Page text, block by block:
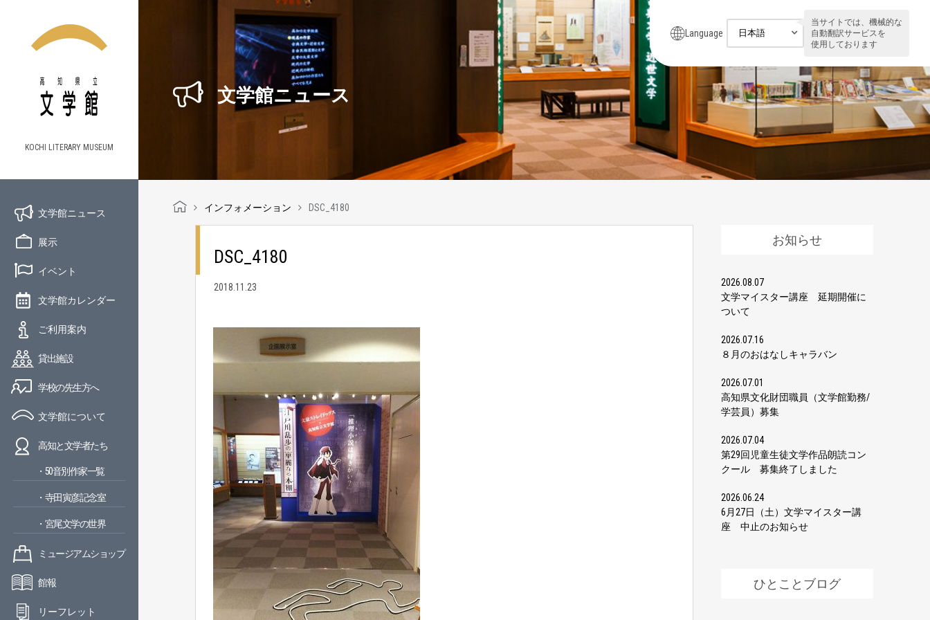
KOCHI LITERARY MUSEUM
文学館ニュース
展示
イベント
文学館カレンダー
ご利用案内
貸出施設
学校の先生方へ
文学館について
高知と文学者たち
・50音別作家一覧
・寺田寅彦記念室
・宮尾文学の世界
ミュージアムショップ
館報
リーフレット
Language
当サイトでは、機械的な
自動翻訳サービスを
使用しております
文学館ニュース
インフォメーション DSC_4180
DSC_4180
2018.11.23
お知らせ
2026.08.07
文学マイスター講座 延期開催に
ついて
2026.07.16
８月のおはなしキャラバン
2026.07.01
高知県文化財団職員（文学館勤務/
学芸員）募集
2026.07.04
第29回児童生徒文学作品朗読コン
クール 募集終了しました
2026.06.24
6月27日（土）文学マイスター講
座 中止のお知らせ
ひとことブログ